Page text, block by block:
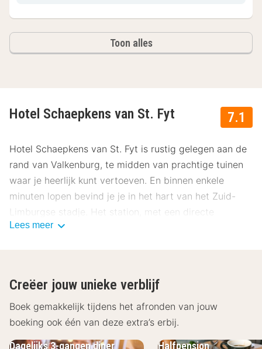
Toon alles
7.1
Hotel Schaepkens van St. Fyt
Hotel Schaepkens van St. Fyt is rustig gelegen aan de
rand van Valkenburg, te midden van prachtige tuinen
waar je heerlijk kunt vertoeven. En binnen enkele
minuten lopen bevind je je in het hart van het Zuid-
Limburgse stadje. Het station, met een directe
treinverbinding naar Maastricht, ligt op 2 minuten
In de gezellige omgeving van Hotel Schaepkens van
St. Fyt kun je met gemak enkele dagen vertoeven.
Onder het genot van een drankje geniet je op een van
de vele terrassen die Valkenburg rijk is. Maak ook een
Lees meer
Creëer jouw unieke verblijf
Boek gemakkelijk tijdens het afronden van jouw
boeking ook één van deze extra’s erbij.
Dagelijks 3-gangen diner Halfpension